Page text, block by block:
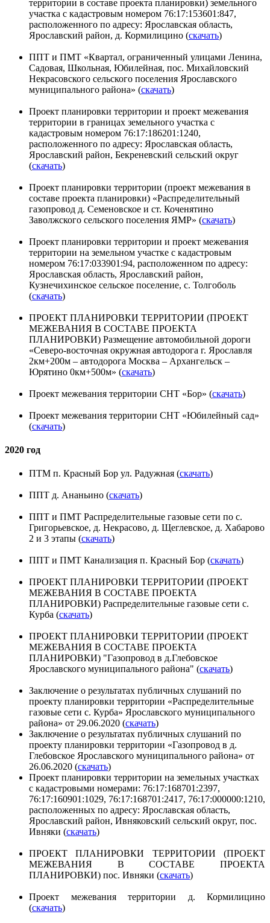
территории в составе проекта планировки) земельного
участка с кадастровым номером 76:17:153601:847,
расположенного по адресу: Ярославская область,
Ярославский район, д. Кормилицино (скачать)
ППТ и ПМТ «Квартал, ограниченный улицами Ленина,
Садовая, Школьная, Юбилейная, пос. Михайловский
Некрасовского сельского поселения Ярославского
муниципального района» (скачать)
Проект планировки территории и проект межевания
территории в границах земельного участка с
кадастровым номером 76:17:186201:1240,
расположенного по адресу: Ярославская область,
Ярославский район, Бекреневский сельский округ
(скачать)
Проект планировки территории (проект межевания в
составе проекта планировки) «Распределительный
газопровод д. Семеновское и ст. Коченятино
Заволжского сельского поселения ЯМР» (скачать)
Проект планировки территории и проект межевания
территории на земельном участке с кадастровым
номером 76:17:033901:94, расположенном по адресу:
Ярославская область, Ярославский район,
Кузнечихинское сельское поселение, с. Толгоболь
(скачать)
ПРОЕКТ ПЛАНИРОВКИ ТЕРРИТОРИИ (ПРОЕКТ
МЕЖЕВАНИЯ В СОСТАВЕ ПРОЕКТА
ПЛАНИРОВКИ) Размещение автомобильной дороги
«Северо-восточная окружная автодорога г. Ярославля
2км+200м – автодорога Москва – Архангельск –
Юрятино 0км+500м» (скачать)
Проект межевания территории СНТ «Бор» (скачать)
Проект межевания территории СНТ «Юбилейный сад»
(скачать)
2020 год
ПТМ п. Красный Бор ул. Радужная (скачать)
ППТ д. Ананьино (скачать)
ППТ и ПМТ Распределительные газовые сети по с.
Григорьевское, д. Некрасово, д. Щеглевское, д. Хабарово
2 и 3 этапы (скачать)
ППТ и ПМТ Канализация п. Красный Бор (скачать)
ПРОЕКТ ПЛАНИРОВКИ ТЕРРИТОРИИ (ПРОЕКТ
МЕЖЕВАНИЯ В СОСТАВЕ ПРОЕКТА
ПЛАНИРОВКИ) Распределительные газовые сети с.
Курба (скачать)
ПРОЕКТ ПЛАНИРОВКИ ТЕРРИТОРИИ (ПРОЕКТ
МЕЖЕВАНИЯ В СОСТАВЕ ПРОЕКТА
ПЛАНИРОВКИ) "Газопровод в д.Глебовское
Ярославского муниципального района" (скачать)
Заключение о результатах публичных слушаний по
проекту планировки территории «Распределительные
газовые сети с. Курба» Ярославского муниципального
района» от 29.06.2020 (скачать)
Заключение о результатах публичных слушаний по
проекту планировки территории «Газопровод в д.
Глебовское Ярославского муниципального района» от
26.06.2020 (скачать)
Проект планировки территории на земельных участках
с кадастровыми номерами: 76:17:168701:2397,
76:17:160901:1029, 76:17:168701:2417, 76:17:000000:1210,
расположенных по адресу: Ярославская область,
Ярославский район, Ивняковский сельский округ, пос.
Ивняки (скачать)
ПРОЕКТ ПЛАНИРОВКИ ТЕРРИТОРИИ (ПРОЕКТ
МЕЖЕВАНИЯ В СОСТАВЕ ПРОЕКТА
ПЛАНИРОВКИ) пос. Ивняки (скачать)
Проект межевания территории д. Кормилицино
(скачать)